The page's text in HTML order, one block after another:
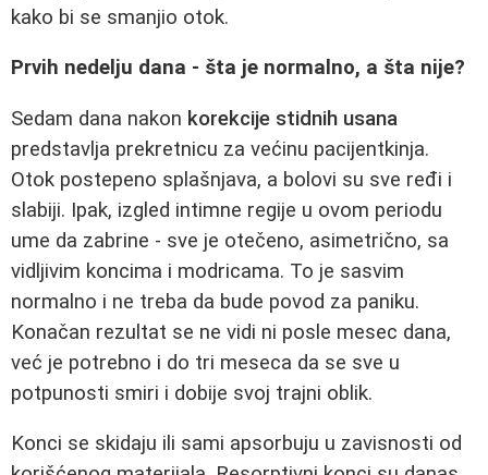
kako bi se smanjio otok.
Prvih nedelju dana - šta je normalno, a šta nije?
Sedam dana nakon korekcije stidnih usana
predstavlja prekretnicu za većinu pacijentkinja.
Otok postepeno splašnjava, a bolovi su sve ređi i
slabiji. Ipak, izgled intimne regije u ovom periodu
ume da zabrine - sve je otečeno, asimetrično, sa
vidljivim koncima i modricama. To je sasvim
normalno i ne treba da bude povod za paniku.
Konačan rezultat se ne vidi ni posle mesec dana,
već je potrebno i do tri meseca da se sve u
potpunosti smiri i dobije svoj trajni oblik.
Konci se skidaju ili sami apsorbuju u zavisnosti od